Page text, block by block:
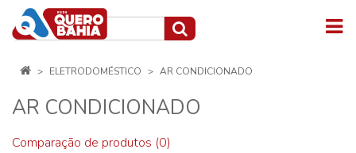
ELETRODOMÉSTICO AR CONDICIONADO
AR CONDICIONADO
Comparação de produtos (0)